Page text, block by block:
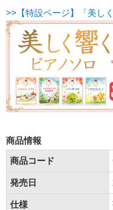
>>【特設ページ】「美し
商品情報
商品コード
発売日
仕様